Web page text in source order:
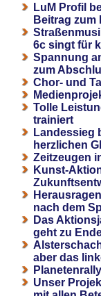
LuM Profil
Beitrag zum
6c singt für
Spannung
zum
Chor- und
Tolle
trainiert
Landessieg
herzlichen
Zeitzeugen
Kunst-
nach dem
Das
geht zu
aber das
Unser